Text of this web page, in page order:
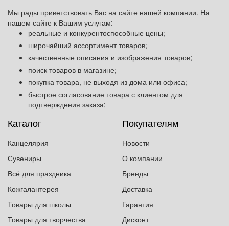
Мы рады приветствовать Вас на сайте нашей компании. На
нашем сайте к Вашим услугам:
реальные и конкурентоспособные цены;
широчайший ассортимент товаров;
качественные описания и изображения товаров;
поиск товаров в магазине;
покупка товара, не выходя из дома или офиса;
быстрое согласование товара с клиентом для
подтверждения заказа;
Каталог
Канцелярия
Сувениры
Всё для праздника
Кожгалантерея
Товары для школы
Товары для творчества
Покупателям
Новости
О компании
Бренды
Доставка
Гарантия
Дисконт